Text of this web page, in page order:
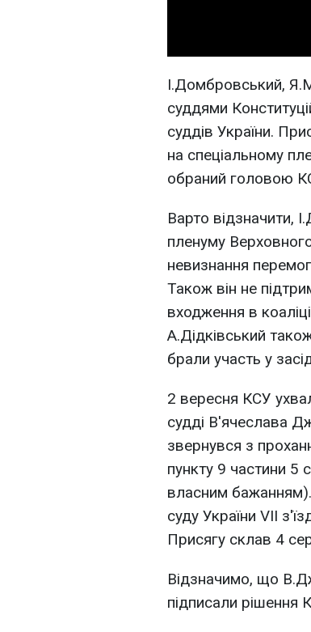
І.Домбровський,
суддями
суддів України.
на спеціальному
обраний головою
Варто відзначити,
пленуму
невизнання
Також він не
входження в
А.Дідківський
брали участь у
2 вересня КСУ
судді В'ячеслава
звернувся з
пункту 9 частини 5
власним
суду України VII
Присягу склав 4
Відзначимо, що
підписали рішення